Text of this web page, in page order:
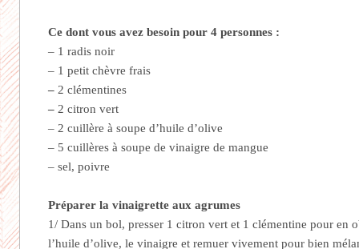
Ce dont vous avez besoin pour 4 personnes :
– 1 radis noir
– 1 petit chèvre frais
– 2 clémentines
– 2 citron vert
– 2 cuillère à soupe d’huile d’olive
– 5 cuillères à soupe de vinaigre de mangue
– sel, poivre
Préparer la vinaigrette aux agrumes
1/ Dans un bol, presser 1 citron vert et 1 clémentine pour en
l’huile d’olive, le vinaigre et remuer vivement pour bien